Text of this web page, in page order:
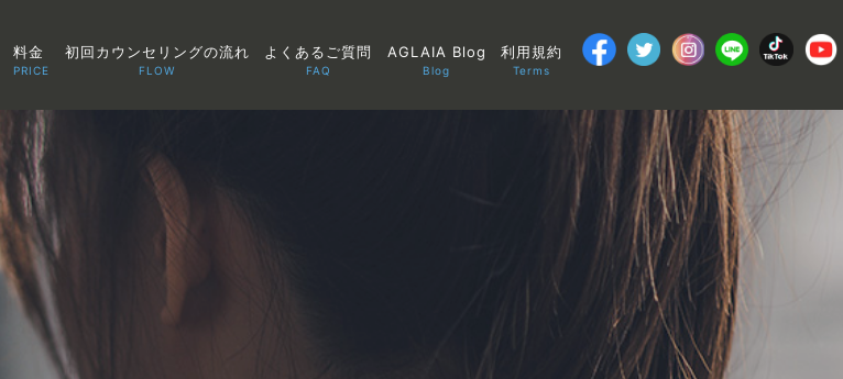
料金
PRICE
初回カウンセリングの流れ
FLOW
よくあるご質問
FAQ
AGLAIA Blog
Blog
利用規約
Terms